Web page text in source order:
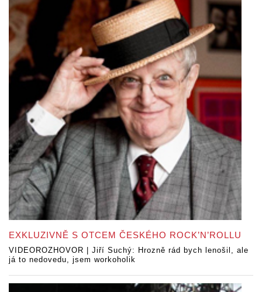
EXKLUZIVNĚ S OTCEM ČESKÉHO ROCK’N’ROLLU
VIDEOROZHOVOR | Jiří Suchý: Hrozně rád bych lenošil, ale
já to nedovedu, jsem workoholik